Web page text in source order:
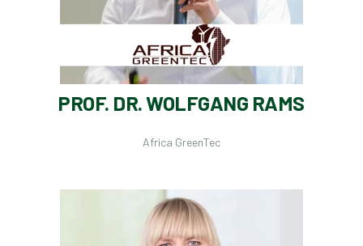
PROF. DR. WOLFGANG RAMS
Africa GreenTec